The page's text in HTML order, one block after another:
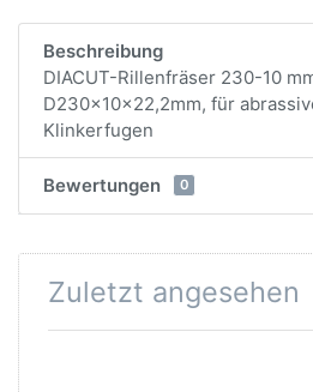
Beschreibung
DIACUT-Rillenfräser 230-10
D230x10x22,2mm, für
Klinkerfugen
Bewertungen 0
Zuletzt angesehen